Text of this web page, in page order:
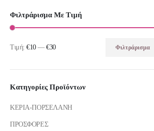
Φιλτράρισμα Με Τιμή
Ελάχιστη
Μέγιστη
Φιλτράρισμα
Τιμή:€10—€30
Κατηγορίες Προϊόντων
ΚΕΡΙΑ-ΠΟΡΣΕΛΑΝΗ
ΠΡΟΣΦΟΡΕΣ